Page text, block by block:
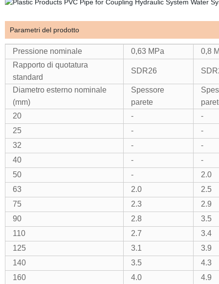
Parametri del prodotto
Pressione nominale 0,63 MPa
0,8
Rapporto di quotatura
standard
SDR26
Diametro esterno nominale
(mm)
Spessore
parete
20
-
-
25
-
-
32
-
-
40
-
-
50
-
2.0
63
2.0
2.5
75
2.3
2.9
90
2.8
3.5
110
2.7
3.4
125
3.1
3.9
140
3.5
4.3
160
4.0
4.9